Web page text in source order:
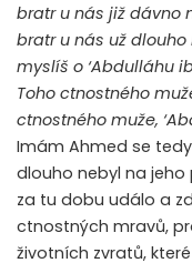
bratr u nás již dávno
bratr u nás už dlouho
myslíš o ‘Abdulláhu
Toho ctnostného
ctnostného muže,
Imám Ahmed se
dlouho nebyl na jeho
za tu dobu událo a
ctnostných mravů,
životních zvratů,